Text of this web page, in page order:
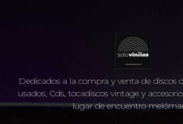
Dedicados a la compra y venta de discos
usados, Cds, tocadiscos vintage y
lugar de encuentro